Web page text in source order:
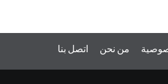
اتصل بنا من نحن